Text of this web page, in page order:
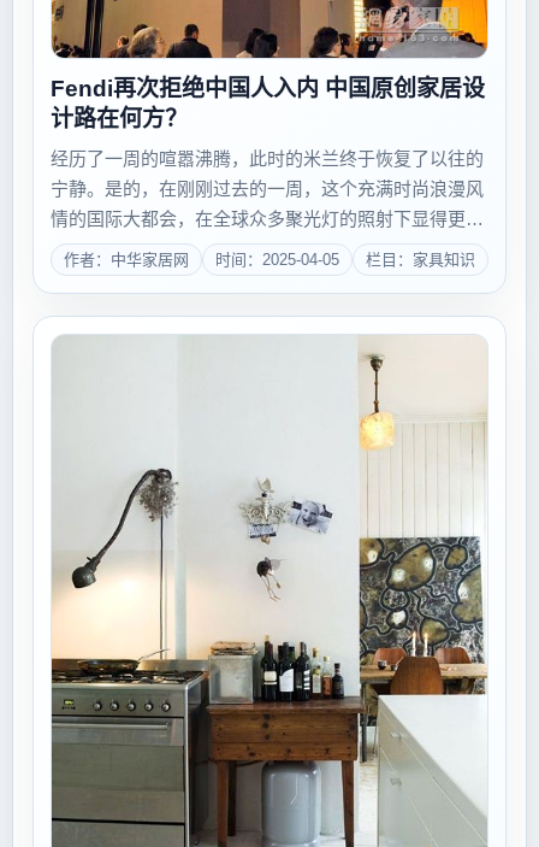
Fendi再次拒绝中国人入内 中国原创家居设
计路在何方？
经历了一周的喧嚣沸腾，此时的米兰终于恢复了以往的
宁静。是的，在刚刚过去的一周，这个充满时尚浪漫风
情的国际大都会，在全球众多聚光灯的照射下显得更加
熠熠夺目。全世界的设计爱好者纷至沓来，疯狂得享受
着设计界一年一次的饕餮盛宴。受欧债危机影响 2012
作者：中华家居网 时间：2025-04-05 栏目：家具知识